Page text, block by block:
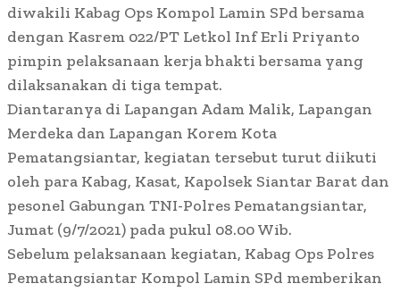
diwakili Kabag Ops Kompol Lamin SPd bersama
dengan Kasrem 022/PT Letkol Inf Erli Priyanto
pimpin pelaksanaan kerja bhakti bersama yang
dilaksanakan di tiga tempat.
Diantaranya di Lapangan Adam Malik, Lapangan
Merdeka dan Lapangan Korem Kota
Pematangsiantar, kegiatan tersebut turut diikuti
oleh para Kabag, Kasat, Kapolsek Siantar Barat dan
pesonel Gabungan TNI-Polres Pematangsiantar,
Jumat (9/7/2021) pada pukul 08.00 Wib.
Sebelum pelaksanaan kegiatan, Kabag Ops Polres
Pematangsiantar Kompol Lamin SPd memberikan